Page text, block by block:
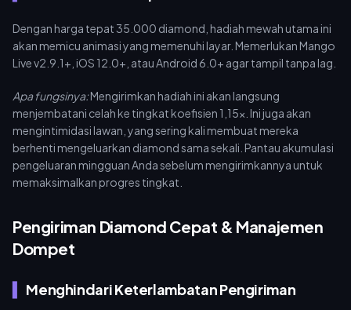
Dengan harga tepat 35.000 diamond, hadiah mewah utama ini
akan memicu animasi yang memenuhi layar. Memerlukan Mango
Live v2.9.1+, iOS 12.0+, atau Android 6.0+ agar tampil tanpa lag.
Apa fungsinya:Mengirimkan hadiah ini akan langsung
menjembatani celah ke tingkat koefisien 1,15x. Ini juga akan
mengintimidasi lawan, yang sering kali membuat mereka
berhenti mengeluarkan diamond sama sekali. Pantau akumulasi
pengeluaran mingguan Anda sebelum mengirimkannya untuk
memaksimalkan progres tingkat.
Pengiriman Diamond Cepat & Manajemen
Dompet
Menghindari Keterlambatan Pengiriman